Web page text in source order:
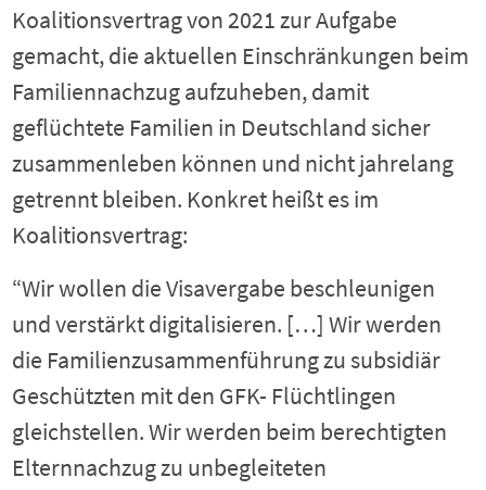
Koalitionsvertrag von 2021 zur Aufgabe
gemacht, die aktuellen Einschränkungen beim
Familiennachzug aufzuheben, damit
geflüchtete Familien in Deutschland sicher
zusammenleben können und nicht jahrelang
getrennt bleiben. Konkret heißt es im
Koalitionsvertrag:
“Wir wollen die Visavergabe beschleunigen
und verstärkt digitalisieren. […] Wir werden
die Familienzusammenführung zu subsidiär
Geschützten mit den GFK- Flüchtlingen
gleichstellen. Wir werden beim berechtigten
Elternnachzug zu unbegleiteten